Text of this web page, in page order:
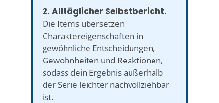
2. Alltäglicher Selbstbericht.
Die Items übersetzen
Charaktereigenschaften in
gewöhnliche Entscheidungen,
Gewohnheiten und Reaktionen,
sodass dein Ergebnis außerhalb
der Serie leichter nachvollziehbar
ist.